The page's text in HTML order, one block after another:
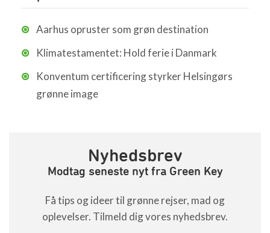
Aarhus opruster som grøn destination
Klimatestamentet: Hold ferie i Danmark
Konventum certificering styrker Helsingørs
grønne image
Nyhedsbrev
Modtag seneste nyt fra Green Key
Få tips og ideer til grønne rejser, mad og
oplevelser. Tilmeld dig vores nyhedsbrev.